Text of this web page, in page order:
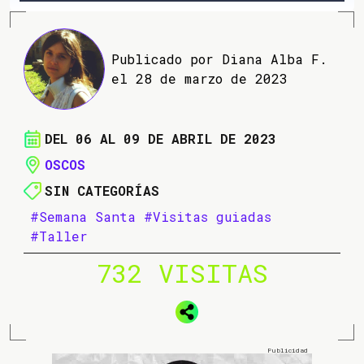
Publicado por Diana Alba F.
el 28 de marzo de 2023
DEL 06 AL 09 DE ABRIL DE 2023
OSCOS
SIN CATEGORÍAS
#Semana Santa #Visitas guiadas
#Taller
732 VISITAS